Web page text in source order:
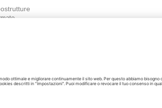
[Risolto]